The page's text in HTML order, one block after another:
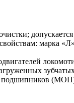
марка
подшипников